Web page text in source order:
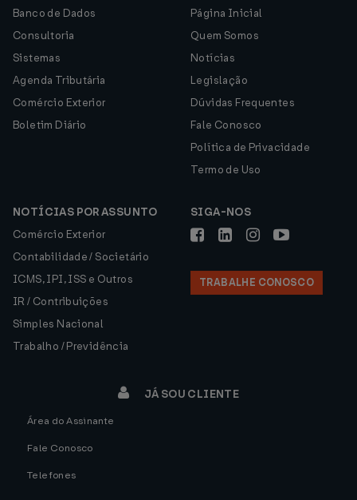
Banco de Dados
Consultoria
Sistemas
Agenda Tributária
Comércio Exterior
Boletim Diário
Página Inicial
Quem Somos
Notícias
Legislação
Dúvidas Frequentes
Fale Conosco
Política de Privacidade
Termo de Uso
NOTÍCIAS POR ASSUNTO
Comércio Exterior
Contabilidade / Societário
ICMS, IPI, ISS e Outros
IR / Contribuições
Simples Nacional
Trabalho / Previdência
SIGA-NOS
TRABALHE CONOSCO
JÁ SOU CLIENTE
Área do Assinante
Fale Conosco
Telefones